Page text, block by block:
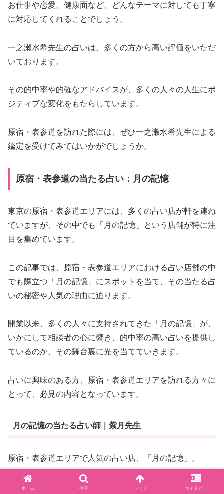
お仕事や恋愛、健康面など、どんなテーマに対しても丁寧
に対応してくれることでしょう。
一之瀬水希先生の占いは、多くの方から高い評価をいただ
いております。
その的中率や的確なアドバイスが、多くの人々の人生にポ
ジティブな変化をもたらしています。
原宿・表参道を訪れた際には、ぜひ一之瀬水希先生による
鑑定を受けてみてはいかがでしょうか。
原宿・表参道の当たる占い：月の記憶
東京の原宿・表参道エリアには、多くの占い店が軒を連ね
ていますが、その中でも「月の記憶」という店舗が特に注
目を集めています。
この記事では、原宿・表参道エリアにおける占い店舗の中
でも際立つ「月の記憶」にスポットを当て、その当たる占
いの秘密や人気の理由に迫ります。
開業以来、多くの人々に支持されてきた「月の記憶」が、
いかにして相談者の心に響き、的中率の高い占いを提供し
ているのか、その舞台裏に光を当てていきます。
占いに興味のある方、原宿・表参道エリアを訪れる方々に
とって、必見の内容となっています。
月の記憶の当たる占い師｜紫月先生
原宿・表参道エリアで人気の占い店、「月の記憶」。
こちらでは、的中率の高い占い師、紫月先生が皆様をお待
ホーム 検索 トップ サイドバー